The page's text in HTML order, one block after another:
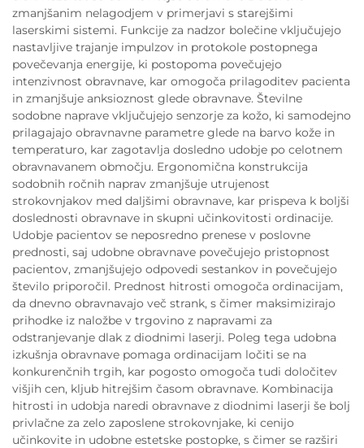
zmanjšanim nelagodjem v primerjavi s starejšimi
laserskimi sistemi. Funkcije za nadzor bolečine vključujejo
nastavljive trajanje impulzov in protokole postopnega
povečevanja energije, ki postopoma povečujejo
intenzivnost obravnave, kar omogoča prilagoditev pacienta
in zmanjšuje anksioznost glede obravnave. Številne
sodobne naprave vključujejo senzorje za kožo, ki samodejno
prilagajajo obravnavne parametre glede na barvo kože in
temperaturo, kar zagotavlja dosledno udobje po celotnem
obravnavanem območju. Ergonomična konstrukcija
sodobnih ročnih naprav zmanjšuje utrujenost
strokovnjakov med daljšimi obravnave, kar prispeva k boljši
doslednosti obravnave in skupni učinkovitosti ordinacije.
Udobje pacientov se neposredno prenese v poslovne
prednosti, saj udobne obravnave povečujejo pristopnost
pacientov, zmanjšujejo odpovedi sestankov in povečujejo
število priporočil. Prednost hitrosti omogoča ordinacijam,
da dnevno obravnavajo več strank, s čimer maksimizirajo
prihodke iz naložbe v trgovino z napravami za
odstranjevanje dlak z diodnimi laserji. Poleg tega udobna
izkušnja obravnave pomaga ordinacijam ločiti se na
konkurenčnih trgih, kar pogosto omogoča tudi določitev
višjih cen, kljub hitrejšim časom obravnave. Kombinacija
hitrosti in udobja naredi obravnave z diodnimi laserji še bolj
privlačne za zelo zaposlene strokovnjake, ki cenijo
učinkovite in udobne estetske postopke, s čimer se razširi